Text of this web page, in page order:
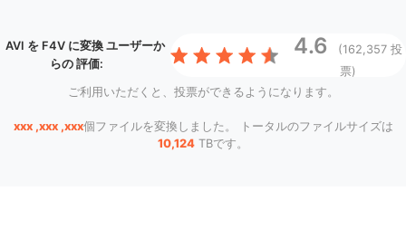
AVI を F4V に変換 ユーザーか
らの 評価:
4.6
(162,357 投
票)
ご利用いただくと、投票ができるようになります。
xxx ,xxx ,xxx個ファイルを変換しました。 トータルのファイルサイズは
10,124 TBです。